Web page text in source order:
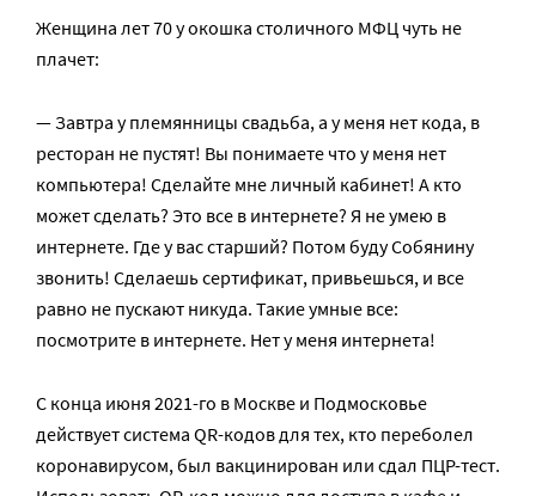
Женщина лет 70 у окошка столичного МФЦ чуть не
плачет:
— Завтра у племянницы свадьба, а у меня нет кода, в
ресторан не пустят! Вы понимаете что у меня нет
компьютера! Сделайте мне личный кабинет! А кто
может сделать? Это все в интернете? Я не умею в
интернете. Где у вас старший? Потом буду Собянину
звонить! Сделаешь сертификат, привьешься, и все
равно не пускают никуда. Такие умные все:
посмотрите в интернете. Нет у меня интернета!
С конца июня 2021-го в Москве и Подмосковье
действует система QR-кодов для тех, кто переболел
коронавирусом, был вакцинирован или сдал ПЦР-тест.